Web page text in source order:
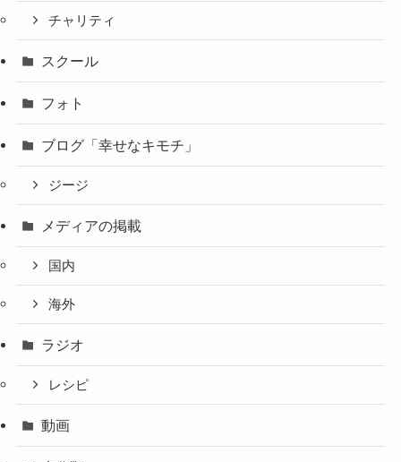
チャリティ
スクール
フォト
ブログ「幸せなキモチ」
ジージ
メディアの掲載
国内
海外
ラジオ
レシピ
動画